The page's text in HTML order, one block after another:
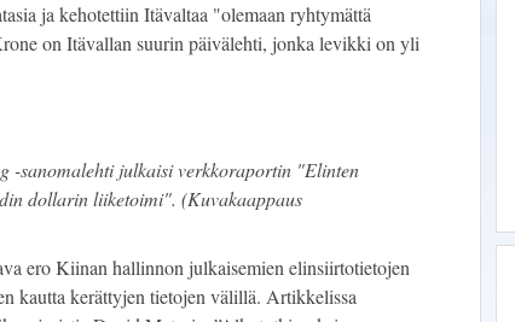
ja kehotettiin Itävaltaa "olemaan ryhtymättä
on Itävallan suurin päivälehti, jonka levikki on yli
-sanomalehti julkaisi verkkoraportin "Elinten
dollarin liiketoimi". (Kuvakaappaus
ero Kiinan hallinnon julkaisemien elinsiirtotietojen
kautta kerättyjen tietojen välillä. Artikkelissa